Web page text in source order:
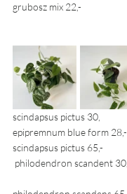
grubosz mix 22,-
scindapsus pictus 30,
epipremnum blue form 28,-
scindapsus pictus 65,-